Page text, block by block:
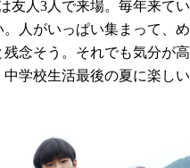
友人3人で来場。毎年来てい
人がいっぱい集まって、め
念そう。それでも気分が高
学校生活最後の夏に楽しい